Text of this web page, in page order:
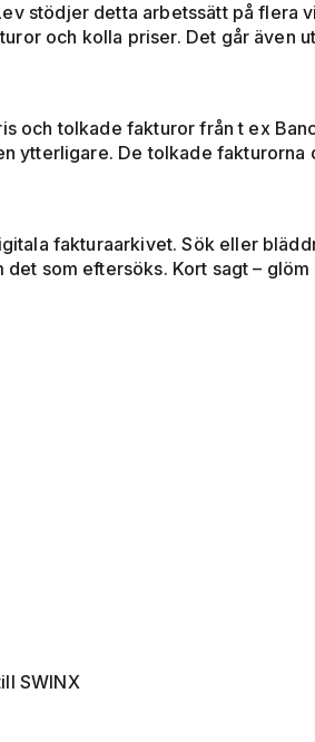
stödjer detta arbetssätt på flera
och kolla priser. Det går även
och tolkade fakturor från t ex
ytterligare. De tolkade
fakturaarkivet. Sök eller
som eftersöks. Kort sagt –
SWINX